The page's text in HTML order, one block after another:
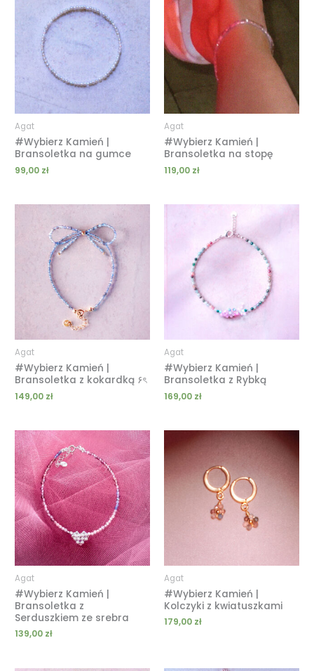
Agat
#Wybierz Kamień |
Bransoletka na gumce
99,00 zł
Agat
#Wybierz Kamień |
Bransoletka na stopę
119,00 zł
Agat
#Wybierz Kamień |
Bransoletka z kokardką ۶ৎ
149,00 zł
Agat
#Wybierz Kamień |
Bransoletka z Rybką
169,00 zł
Agat
#Wybierz Kamień |
Bransoletka z
Serduszkiem ze srebra
139,00 zł
Agat
#Wybierz Kamień |
Kolczyki z kwiatuszkami
179,00 zł